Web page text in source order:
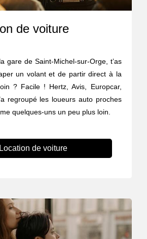
de voiture
gare de Saint-Michel-sur-Orge, t’as
un volant et de partir direct à la
? Facile ! Hertz, Avis, Europcar,
regroupé les loueurs auto proches
quelques-uns un peu plus loin.
Location de voiture